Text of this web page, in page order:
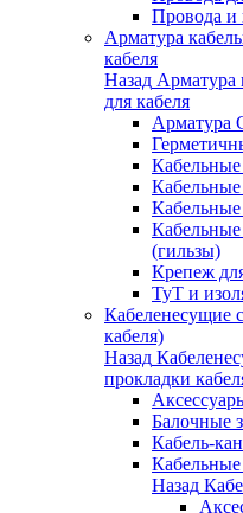
Провода и
Арматура
кабеля
Назад Арматура
для кабеля
Арматура
(гильзы)
Крепеж
ТуТ и
Кабеленесущие
кабеля)
Назад
прокладки
Балочные
Кабель-
Кабельные
Назад